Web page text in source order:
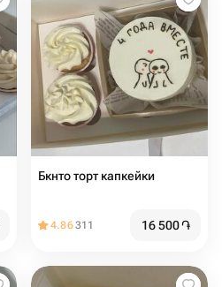
Бкнто торт капкейки
4.86311 16 500֏